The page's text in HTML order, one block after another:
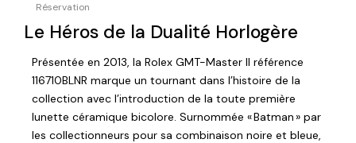
Réservation
Le Héros de la Dualité Horlogère
Présentée en 2013, la Rolex GMT-Master II référence
116710BLNR marque un tournant dans l’histoire de la
collection avec l’introduction de la toute première
lunette céramique bicolore. Surnommée « Batman » par
les collectionneurs pour sa combinaison noire et bleue,